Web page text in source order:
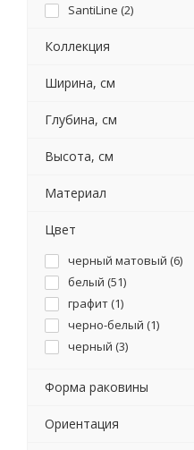
SantiLine (2)
Коллекция
Ширина, см
Глубина, см
Высота, см
Материал
Цвет
черный матовый (6)
белый (51)
графит (1)
черно-белый (1)
черный (3)
Форма раковины
Ориентация